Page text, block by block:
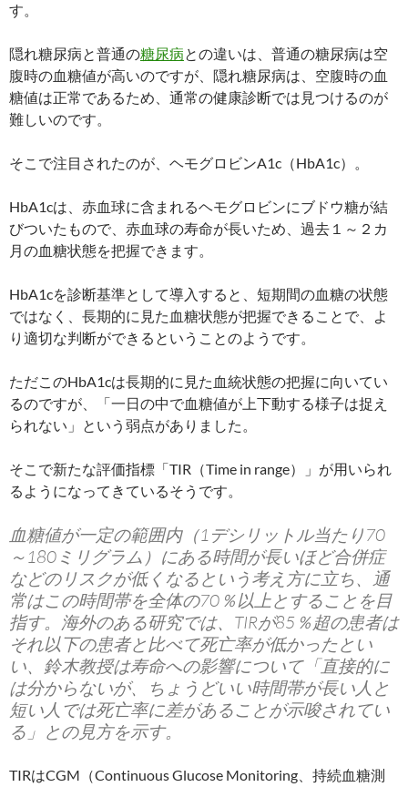
す。
隠れ糖尿病と普通の糖尿病との違いは、普通の糖尿病は空
腹時の血糖値が高いのですが、隠れ糖尿病は、空腹時の血
糖値は正常であるため、通常の健康診断では見つけるのが
難しいのです。
そこで注目されたのが、ヘモグロビンA1c（HbA1c）。
HbA1cは、赤血球に含まれるヘモグロビンにブドウ糖が結
びついたもので、赤血球の寿命が長いため、過去１～２カ
月の血糖状態を把握できます。
HbA1cを診断基準として導入すると、短期間の血糖の状態
ではなく、長期的に見た血糖状態が把握できることで、よ
り適切な判断ができるということのようです。
ただこのHbA1cは長期的に見た血統状態の把握に向いてい
るのですが、「一日の中で血糖値が上下動する様子は捉え
られない」という弱点がありました。
そこで新たな評価指標「TIR（Time in range）」が用いられ
るようになってきているそうです。
血糖値が一定の範囲内（1デシリットル当たり70
～180ミリグラム）にある時間が長いほど合併症
などのリスクが低くなるという考え方に立ち、通
常はこの時間帯を全体の70％以上とすることを目
指す。海外のある研究では、TIRが85％超の患者は
それ以下の患者と比べて死亡率が低かったとい
い、鈴木教授は寿命への影響について「直接的に
は分からないが、ちょうどいい時間帯が長い人と
短い人では死亡率に差があることが示唆されてい
る」との見方を示す。
TIRはCGM（Continuous Glucose Monitoring、持続血糖測